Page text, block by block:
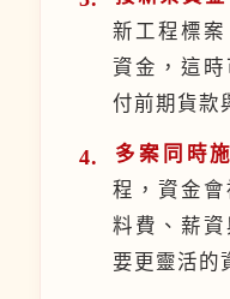
新工程標
資金，這
付前期貨款
多案同時
程，資金
料費、薪
要更靈活的